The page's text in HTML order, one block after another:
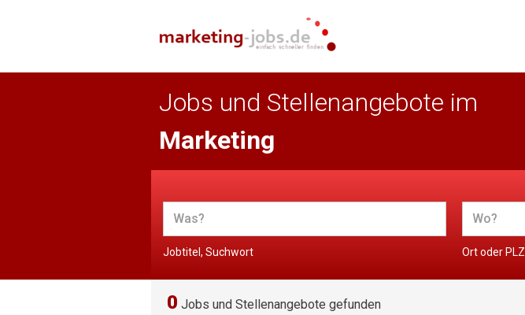
Jobs und Stellenangebote im
Marketing
Jobtitel, Suchwort Ort oder PLZ
0 Jobs und Stellenangebote gefunden